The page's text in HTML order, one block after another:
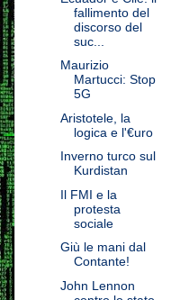
fallimento del
discorso del
suc...
Maurizio
Martucci: Stop
5G
Aristotele, la
logica e l'€uro
Inverno turco sul
Kurdistan
Il FMI e la
protesta
sociale
Giù le mani dal
Contante!
John Lennon